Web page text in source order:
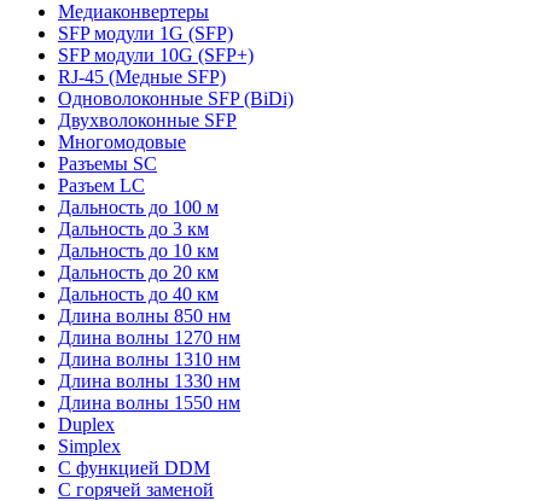
Медиаконвертеры
SFP модули 1G (SFP)
SFP модули 10G (SFP+)
RJ-45 (Медные SFP)
Одноволоконные SFP (BiDi)
Двухволоконные SFP
Многомодовые
Разъемы SC
Разъем LC
Дальность до 100 м
Дальность до 3 км
Дальность до 10 км
Дальность до 20 км
Дальность до 40 км
Длина волны 850 нм
Длина волны 1270 нм
Длина волны 1310 нм
Длина волны 1330 нм
Длина волны 1550 нм
Duplex
Simplex
С функцией DDM
С горячей заменой